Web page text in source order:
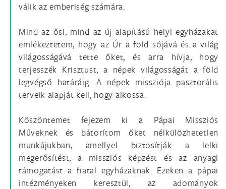
válik az emberiség számára.
Mind az ősi, mind az új alapítású helyi egyházakat
emlékeztetem, hogy az Úr a föld sójává és a világ
világosságává tette őket, és arra hívja, hogy
terjesszék Krisztust, a népek világosságát a föld
legvégső határáig. A népek missziója pasztorális
terveik alapját kell, hogy alkossa.
Köszöntemet fejezem ki a Pápai Missziós
Műveknek és bátorítom őket nélkülözhetetlen
munkájukban, amellyel biztosítják a lelki
megerősítést, a missziós képzést és az anyagi
támogatást a fiatal egyházaknak. Ezeken a pápai
intézményeken keresztül, az adományok